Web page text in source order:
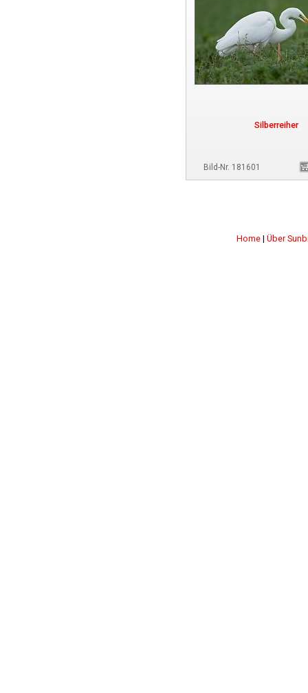
Silberreiher
Bild-Nr. 181601
Home | Über